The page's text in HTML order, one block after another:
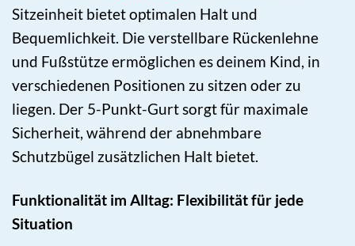
Sitzeinheit bietet optimalen Halt und
Bequemlichkeit. Die verstellbare Rückenlehne
und Fußstütze ermöglichen es deinem Kind, in
verschiedenen Positionen zu sitzen oder zu
liegen. Der 5-Punkt-Gurt sorgt für maximale
Sicherheit, während der abnehmbare
Schutzbügel zusätzlichen Halt bietet.
Funktionalität im Alltag: Flexibilität für jede
Situation